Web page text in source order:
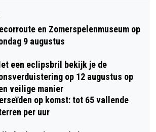
SOMS GAAT
STENEN, MAAR OM TIJD
POSTCODE LOTERIJ MEI
en Zomerspelenmuseum op
9 augustus
een eclipsbril bekijk je de
op 12 augustus op
veilige manier
op komst: tot 65 vallende
per uur